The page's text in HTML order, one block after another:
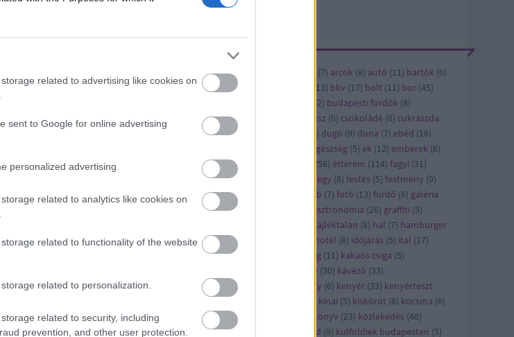
related to advertising like cookies on
sent to Google for online advertising
personalized advertising.
related to analytics like cookies on
related to functionality of the website
related to personalization.
related to security, including
prevention, and other user protection.
CÍMKÉK
ajándék(6 (7) arcok (8) autó (11) bartók (6)
bevásárlás
13) bkv (17) bolt (11) bor (45)
122) budapesti fürdők (8)
budapest titkai
cirkusz (6) csokoládé (6) cukrászda
16)díszburkolat ) dugó (9) duna (7) ebéd (16)
egészség (5) ek (12) emberek (6)
építészet(21 (56) étterem (114) fagyi (31)
fejlesztés( ferihegy (8) festés (5) festmény (9)
fesztivál(10 flashmob (7) fotó (13) fürdő (6) galéria
)gaszto( gasztronómia (26) graffiti (5)
hajléktalan (8) hal (7) hamburger
(47)hirdetés hotel (8) időjárás (5) ital (17)
japán(7)játék jótékonyság (11) kakaós csiga (5)
kávé (30) kávézó (33)
kávézópluszvalami
kazinczy (6) kenyér (33) kenyérteszt
)kézműves kínai (5) kiskörút (8) kocsma (6)
koncert
21 könyv (23) közlekedés (48)
közösség( külföld (9) kulfoldiek budapesten (5)